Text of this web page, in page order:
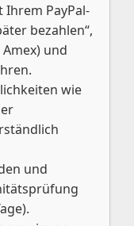
Ihrem PayPal-
bezahlen“,
und
wie
und